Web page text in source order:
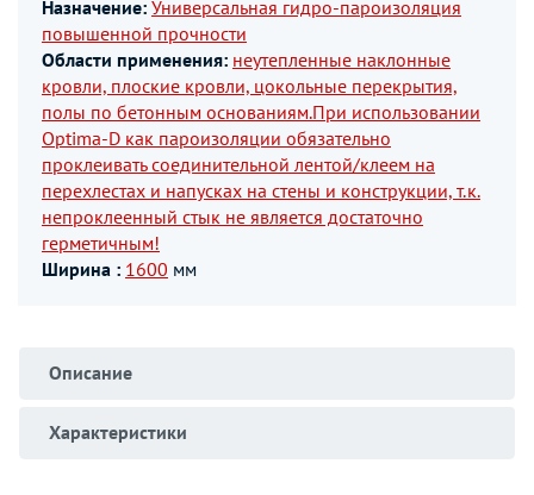
Назначение: Универсальная гидро-пароизоляция
повышенной прочности
Области применения: неутепленные наклонные
кровли, плоские кровли, цокольные перекрытия,
полы по бетонным основаниям.При использовании
Optima-D как пароизоляции обязательно
проклеивать соединительной лентой/клеем на
перехлестах и напусках на стены и конструкции, т.к.
непроклеенный стык не является достаточно
герметичным!
Ширина : 1600 мм
Описание
Характеристики